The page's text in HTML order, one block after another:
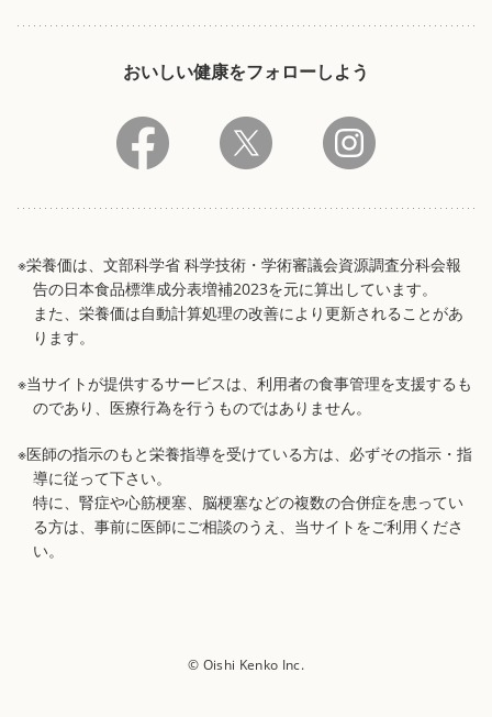
おいしい健康をフォローしよう
※栄養価は、文部科学省 科学技術・学術審議会資源調査分科会報
告の日本食品標準成分表増補2023を元に算出しています。
また、栄養価は自動計算処理の改善により更新されることがあ
ります。
※当サイトが提供するサービスは、利用者の食事管理を支援するも
のであり、医療行為を行うものではありません。
※医師の指示のもと栄養指導を受けている方は、必ずその指示・指
導に従って下さい。
特に、腎症や心筋梗塞、脳梗塞などの複数の合併症を患ってい
る方は、事前に医師にご相談のうえ、当サイトをご利用くださ
い。
© Oishi Kenko Inc.